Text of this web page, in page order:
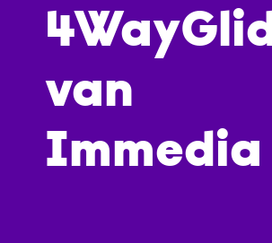
van
Immedia